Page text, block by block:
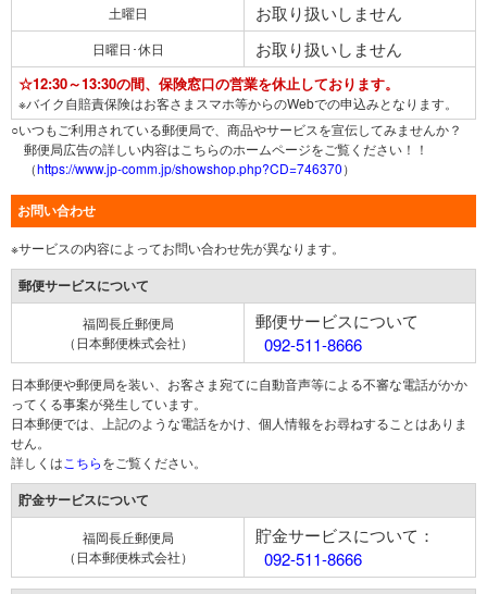
土曜日 お取り扱いしません
日曜日･休日 お取り扱いしません
☆12:30～13:30の間、保険窓口の営業を休止しております。
※バイク自賠責保険はお客さまスマホ等からのWebでの申込みとなります。
○いつもご利用されている郵便局で、商品やサービスを宣伝してみませんか？
郵便局広告の詳しい内容はこちらのホームページをご覧ください！！
（https://www.jp-comm.jp/showshop.php?CD=746370）
お問い合わせ
※サービスの内容によってお問い合わせ先が異なります。
郵便サービスについて
福岡長丘郵便局
（日本郵便株式会社）
郵便サービスについて
092-511-8666
日本郵便や郵便局を装い、お客さま宛てに自動音声等による不審な電話がかか
ってくる事案が発生しています。
日本郵便では、上記のような電話をかけ、個人情報をお尋ねすることはありま
せん。
詳しくは こちらをご覧ください。
貯金サービスについて
福岡長丘郵便局
（日本郵便株式会社）
貯金サービスについて：
092-511-8666